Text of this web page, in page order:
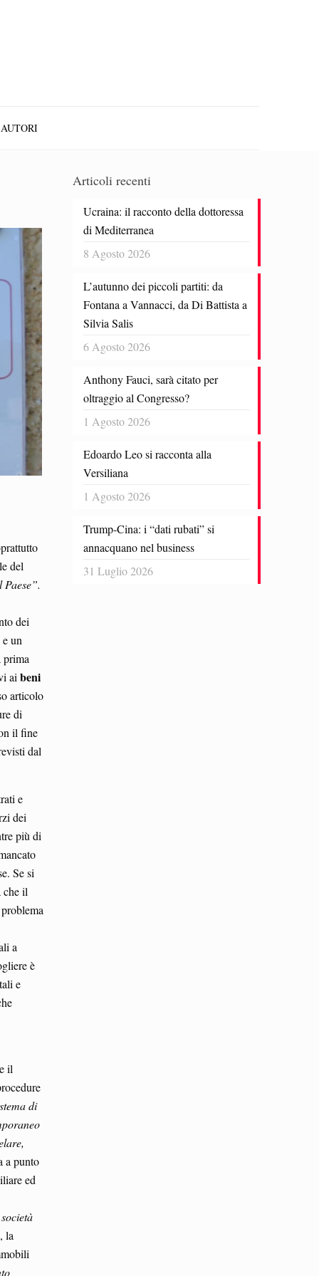
AUTORI
del
dei
un
prima
aibeni
articolo
di
il fine
dal
e
dei
più di
Se si
che il
a
è
e
il
di
a punto
ed
la
Articoli recenti
Ucraina: il racconto della dottoressa
di Mediterranea
8 Agosto 2026
L’autunno dei piccoli partiti: da
Fontana a Vannacci, da Di Battista a
Silvia Salis
6 Agosto 2026
Anthony Fauci, sarà citato per
oltraggio al Congresso?
1 Agosto 2026
Edoardo Leo si racconta alla
Versiliana
1 Agosto 2026
Trump-Cina: i “dati rubati” si
annacquano nel business
31 Luglio 2026